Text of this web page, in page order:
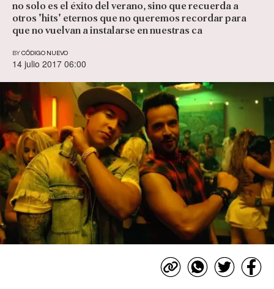
no solo es el éxito del verano, sino que recuerda a
otros 'hits' eternos que no queremos recordar para
que no vuelvan a instalarse en nuestras ca
BY CÓDIGO NUEVO
14 julio 2017 06:00